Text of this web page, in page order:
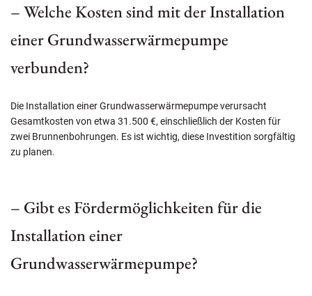
– Welche Kosten sind mit der Installation
einer Grundwasserwärmepumpe
verbunden?
Die Installation einer Grundwasserwärmepumpe verursacht
Gesamtkosten von etwa 31.500 €, einschließlich der Kosten für
zwei Brunnenbohrungen. Es ist wichtig, diese Investition sorgfältig
zu planen.
– Gibt es Fördermöglichkeiten für die
Installation einer
Grundwasserwärmepumpe?